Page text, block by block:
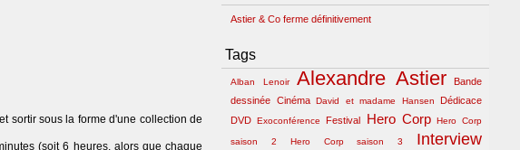
sortir sous la forme d'une collection de
(soit 6 heures, alors que chaque
Astier & Co ferme définitivement
Tags
Alban Lenoir Alexandre Astier
Bande
dessinée Cinéma David et madame Hansen
Dédicace
DVD Exoconférence Festival Hero Corp Hero Corp
saison 2 Hero Corp saison 3 Interview